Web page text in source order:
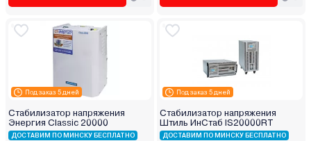
Под заказ 5 дней
Стабилизатор напряжения
Энергия Classic 20000
ДОСТАВИМ ПО МИНСКУ БЕСПЛАТНО
Под заказ 5 дней
Стабилизатор напряжения
Штиль ИнСтаб IS20000RT
ДОСТАВИМ ПО МИНСКУ БЕСПЛАТНО